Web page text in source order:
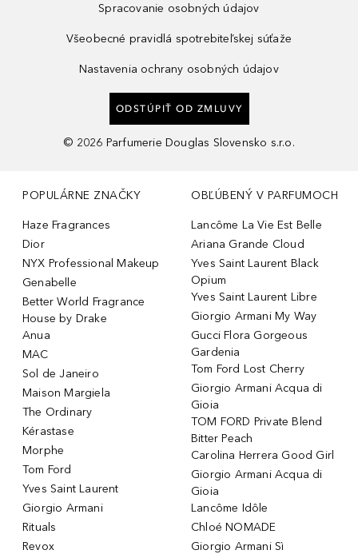
Spracovanie osobných údajov
Všeobecné pravidlá spotrebiteľskej súťaže
Nastavenia ochrany osobných údajov
ODSTÚPIŤ OD ZMLUVY
© 2026 Parfumerie Douglas Slovensko s.r.o.
POPULÁRNE ZNAČKY
Haze Fragrances
Dior
NYX Professional Makeup
Genabelle
Better World Fragrance
House by Drake
Anua
MAC
Sol de Janeiro
Maison Margiela
The Ordinary
Kérastase
Morphe
Tom Ford
Yves Saint Laurent
Giorgio Armani
Rituals
Revox
OBĽÚBENÝ V PARFUMOCH
Lancôme La Vie Est Belle
Ariana Grande Cloud
Yves Saint Laurent Black
Opium
Yves Saint Laurent Libre
Giorgio Armani My Way
Gucci Flora Gorgeous
Gardenia
Tom Ford Lost Cherry
Giorgio Armani Acqua di
Gioia
TOM FORD Private Blend
Bitter Peach
Carolina Herrera Good Girl
Giorgio Armani Acqua di
Gioia
Lancôme Idôle
Chloé NOMADE
Giorgio Armani Sì